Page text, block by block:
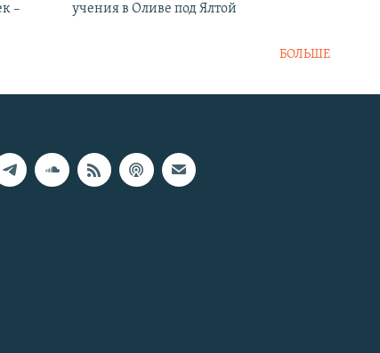
–
учения в Оливе под Ялтой
БОЛЬШЕ